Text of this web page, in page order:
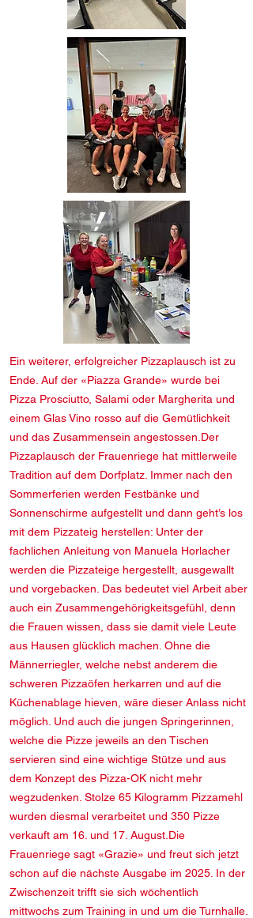
Ein weiterer, erfolgreicher Pizzaplausch ist zu
Ende. Auf der «Piazza Grande» wurde bei
Pizza Prosciutto, Salami oder Margherita und
einem Glas Vino rosso auf die Gemütlichkeit
und das Zusammensein angestossen.Der
Pizzaplausch der Frauenriege hat mittlerweile
Tradition auf dem Dorfplatz. Immer nach den
Sommerferien werden Festbänke und
Sonnenschirme aufgestellt und dann geht’s los
mit dem Pizzateig herstellen: Unter der
fachlichen Anleitung von Manuela Horlacher
werden die Pizzateige hergestellt, ausgewallt
und vorgebacken. Das bedeutet viel Arbeit aber
auch ein Zusammengehörigkeitsgefühl, denn
die Frauen wissen, dass sie damit viele Leute
aus Hausen glücklich machen. Ohne die
Männerriegler, welche nebst anderem die
schweren Pizzaöfen herkarren und auf die
Küchenablage hieven, wäre dieser Anlass nicht
möglich. Und auch die jungen Springerinnen,
welche die Pizze jeweils an den Tischen
servieren sind eine wichtige Stütze und aus
dem Konzept des Pizza-OK nicht mehr
wegzudenken. Stolze 65 Kilogramm Pizzamehl
wurden diesmal verarbeitet und 350 Pizze
verkauft am 16. und 17. August.Die
Frauenriege sagt «Grazie» und freut sich jetzt
schon auf die nächste Ausgabe im 2025. In der
Zwischenzeit trifft sie sich wöchentlich
mittwochs zum Training in und um die Turnhalle.